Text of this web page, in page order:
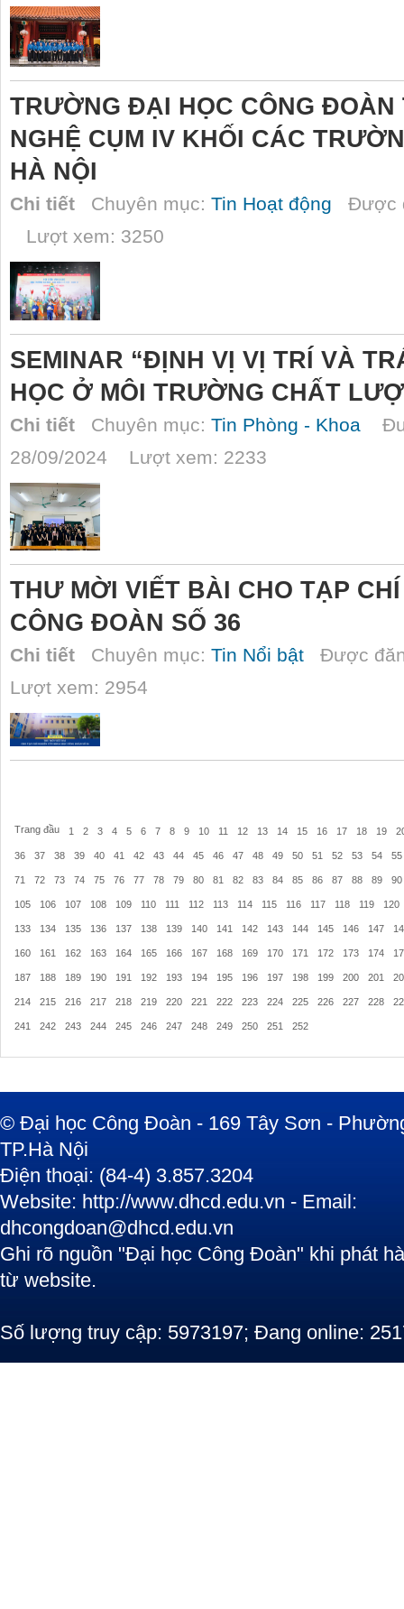
TRƯỜNG ĐẠI HỌC CÔNG ĐOÀN
NGHỆ CỤM IV KHỐI CÁC
HÀ NỘI
Chi tiết Chuyên mục: Tin Hoạt động Được
Lượt xem: 3250
SEMINAR “ĐỊNH VỊ VỊ TRÍ VÀ
HỌC Ở MÔI TRƯỜNG CHẤT
Chi tiết Chuyên mục: Tin Phòng - Khoa
28/09/2024 Lượt xem: 2233
THƯ MỜI VIẾT BÀI CHO TẠP
CÔNG ĐOÀN SỐ 36
Chi tiết Chuyên mục: Tin Nổi bật Được
Lượt xem: 2954
Trang đầu 1 2 3 4 5 6 7 8 9 10 11 12 13 14 15 16 17 18 19
36 37 38 39 40 41 42 43 44 45 46 47 48 49 50 51 52 53 54 55
71 72 73 74 75 76 77 78 79 80 81 82 83 84 85 86 87 88 89 90
105 106 107 108 109 110 111 112 113 114 115 116 117 118 119 120
133 134 135 136 137 138 139 140 141 142 143 144 145 146 147
160 161 162 163 164 165 166 167 168 169 170 171 172 173 174
187 188 189 190 191 192 193 194 195 196 197 198 199 200 201
214 215 216 217 218 219 220 221 222 223 224 225 226 227 228
241 242 243 244 245 246 247 248 249 250 251 252
© Đại học Công Đoàn - 169 Tây Sơn -
TP.Hà Nội
Điện thoại: (84-4) 3.857.3204
Website: http://www.dhcd.edu.vn - Email:
dhcongdoan@dhcd.edu.vn
Ghi rõ nguồn "Đại học Công Đoàn" khi phát
từ website.
Số lượng truy cập: 5973197; Đang online: